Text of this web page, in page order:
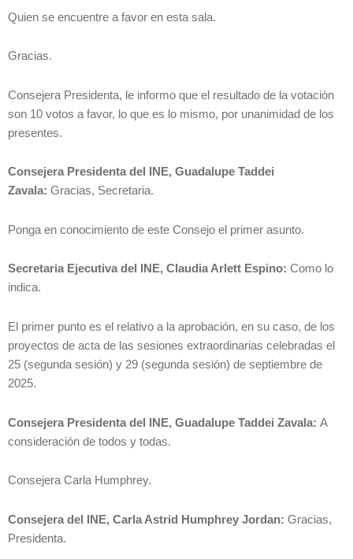
Quien se encuentre a favor en esta sala.
Gracias.
Consejera Presidenta, le informo que el resultado de la votación
son 10 votos a favor, lo que es lo mismo, por unanimidad de los
presentes.
Consejera Presidenta del INE, Guadalupe Taddei
Zavala: Gracias, Secretaria.
Ponga en conocimiento de este Consejo el primer asunto.
Secretaria Ejecutiva del INE, Claudia Arlett Espino: Como lo
indica.
El primer punto es el relativo a la aprobación, en su caso, de los
proyectos de acta de las sesiones extraordinarias celebradas el
25 (segunda sesión) y 29 (segunda sesión) de septiembre de
2025.
Consejera Presidenta del INE, Guadalupe Taddei Zavala: A
consideración de todos y todas.
Consejera Carla Humphrey.
Consejera del INE, Carla Astrid Humphrey Jordan: Gracias,
Presidenta.